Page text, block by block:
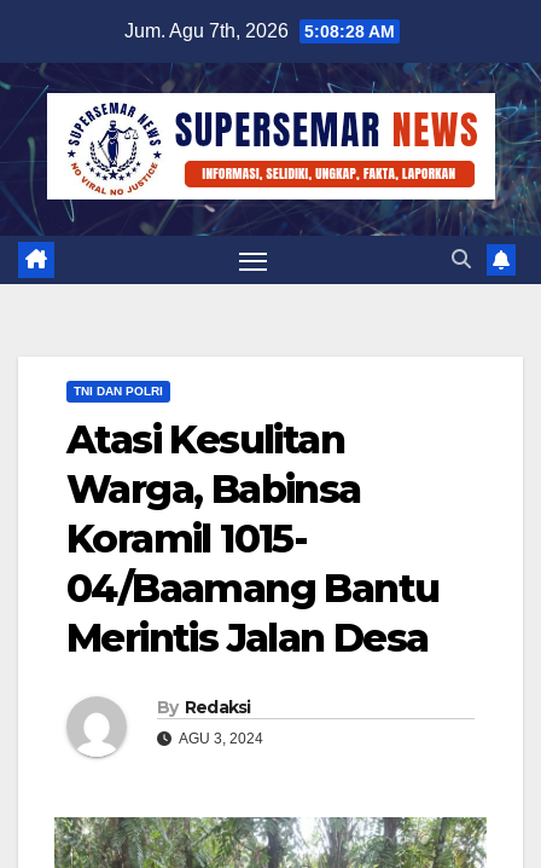
content
Jum. Agu 7th, 2026 5:08:28 AM
TNI DAN POLRI
Atasi Kesulitan
Warga, Babinsa
Koramil 1015-
04/Baamang Bantu
Merintis Jalan Desa
By Redaksi
AGU 3, 2024